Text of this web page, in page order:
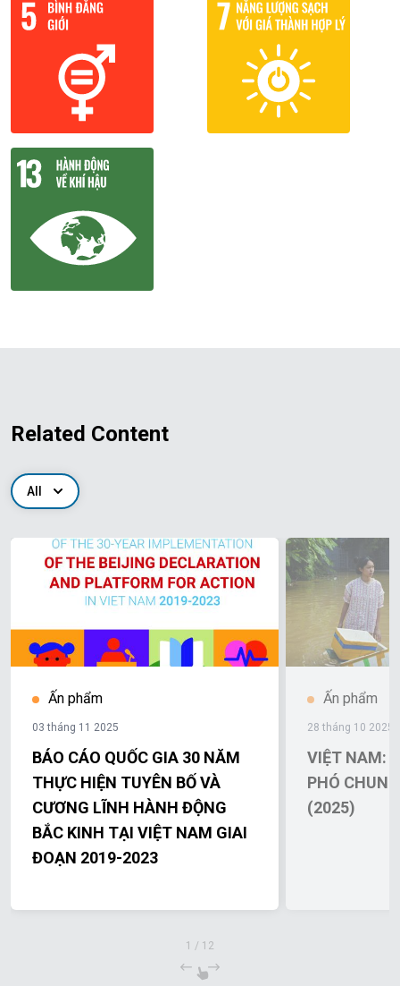
Related Content
All
Ấn phẩm
03 tháng 11 2025
BÁO CÁO QUỐC GIA 30 NĂM
THỰC HIỆN TUYÊN BỐ VÀ
CƯƠNG LĨNH HÀNH ĐỘNG
BẮC KINH TẠI VIỆT NAM GIAI
ĐOẠN 2019-2023
Ấn phẩm
28 tháng 10 2025
VIỆT NAM:
PHÓ
(2025)
1 / 12